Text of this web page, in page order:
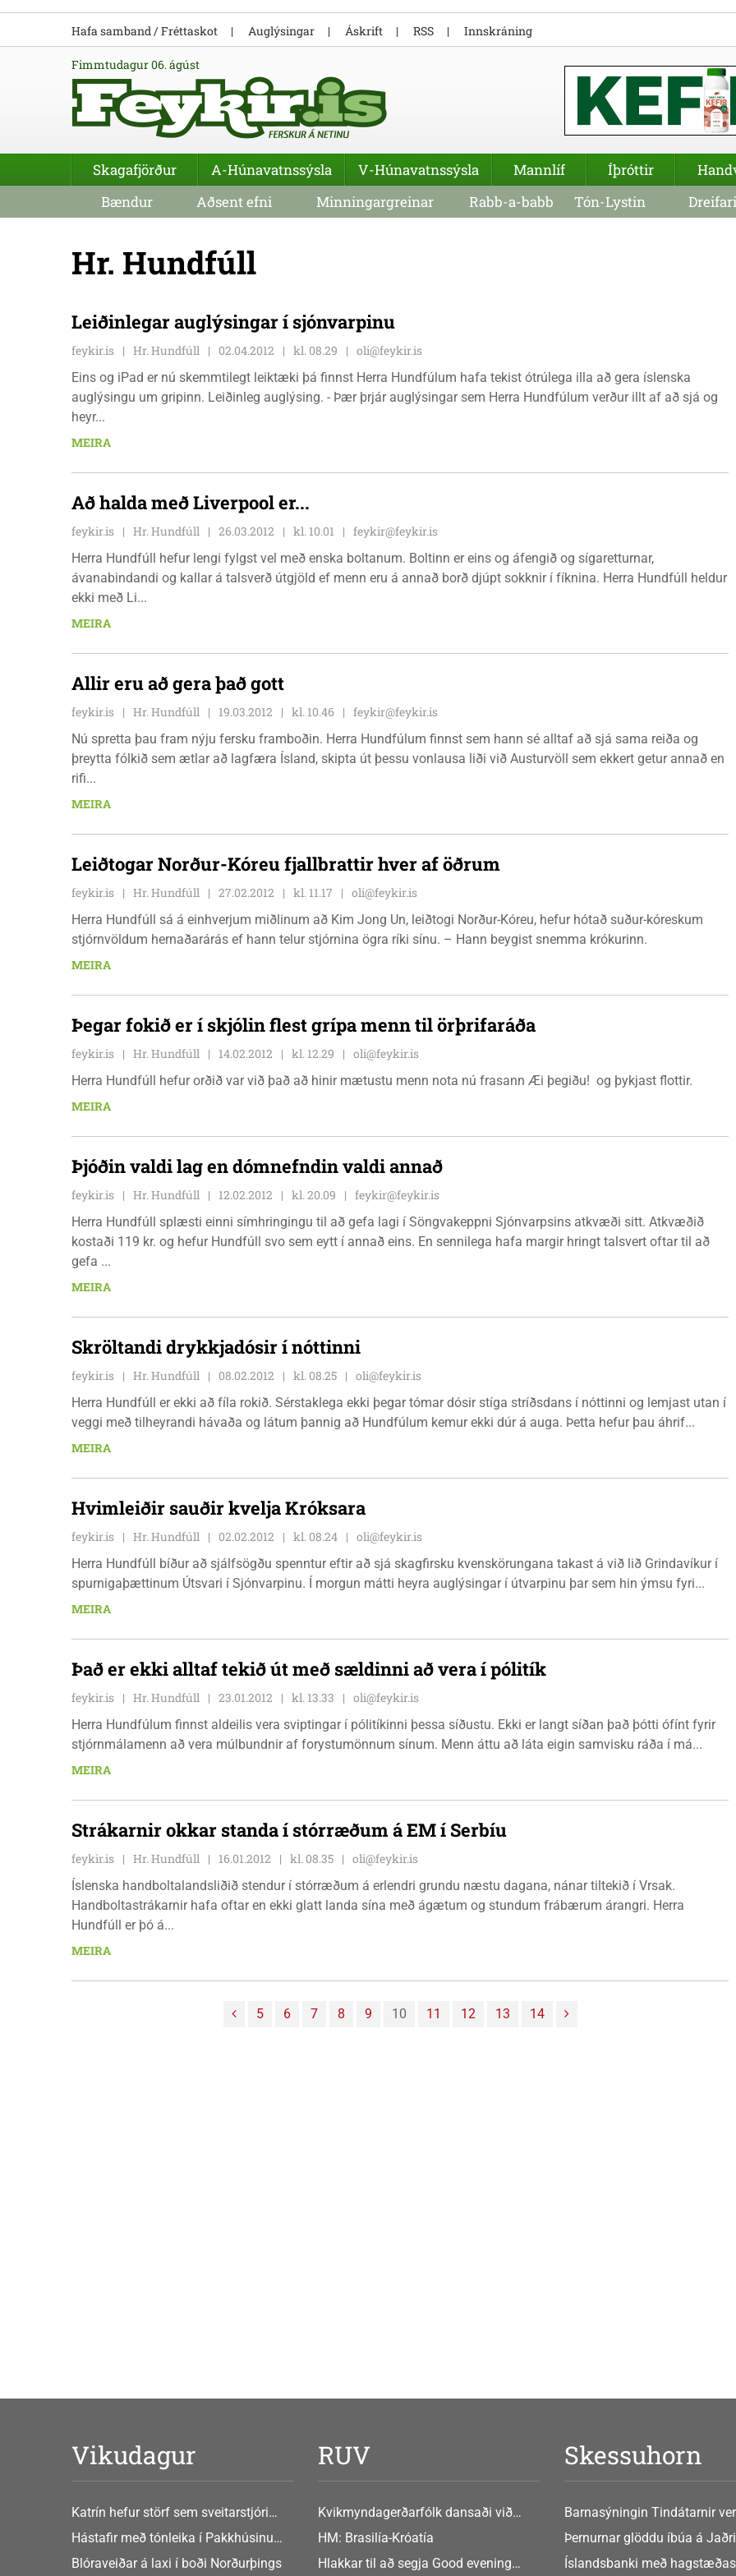
fimmtudagur 06. ágúst
Hr. Hundfúll
Leiðinlegar auglýsingar í sjónvarpinu
feykir.is Hr. Hundfúll 02.04.2012 kl. 08.29
oli@feykir.is
Eins og iPad er nú skemmtilegt leiktæki þá finnst Herra Hundfúlum hafa tekist ótrúlega illa að gera íslenska
auglýsingu um gripinn. Leiðinleg auglýsing. - Þær þrjár auglýsingar sem Herra Hundfúlum verður illt af að sjá og
heyr...
MEIRA
Að halda með Liverpool er...
feykir.is Hr. Hundfúll 26.03.2012 kl. 10.01
feykir@feykir.is
Herra Hundfúll hefur lengi fylgst vel með enska boltanum. Boltinn er eins og áfengið og sígaretturnar,
ávanabindandi og kallar á talsverð útgjöld ef menn eru á annað borð djúpt sokknir í fíknina. Herra Hundfúll heldur
ekki með Li...
MEIRA
Allir eru að gera það gott
feykir.is Hr. Hundfúll 19.03.2012 kl. 10.46
feykir@feykir.is
Nú spretta þau fram nýju fersku framboðin. Herra Hundfúlum finnst sem hann sé alltaf að sjá sama reiða og
þreytta fólkið sem ætlar að lagfæra Ísland, skipta út þessu vonlausa liði við Austurvöll sem ekkert getur annað en
rifi...
MEIRA
Leiðtogar Norður-Kóreu fjallbrattir hver af öðrum
feykir.is Hr. Hundfúll 27.02.2012 kl. 11.17
oli@feykir.is
Herra Hundfúll sá á einhverjum miðlinum að Kim Jong Un, leiðtogi Norður-Kóreu, hefur hótað suður-kóreskum
stjórnvöldum hernaðarárás ef hann telur stjórnina ögra ríki sínu. – Hann beygist snemma krókurinn.
MEIRA
Þegar fokið er í skjólin flest grípa menn til örþrifaráða
feykir.is Hr. Hundfúll 14.02.2012 kl. 12.29
oli@feykir.is
Herra Hundfúll hefur orðið var við það að hinir mætustu menn nota nú frasann Æi þegiðu! og þykjast flottir.
MEIRA
Þjóðin valdi lag en dómnefndin valdi annað
feykir.is Hr. Hundfúll 12.02.2012 kl. 20.09
feykir@feykir.is
Herra Hundfúll splæsti einni símhringingu til að gefa lagi í Söngvakeppni Sjónvarpsins atkvæði sitt. Atkvæðið
kostaði 119 kr. og hefur Hundfúll svo sem eytt í annað eins. En sennilega hafa margir hringt talsvert oftar til að
gefa ...
MEIRA
Skröltandi drykkjadósir í nóttinni
feykir.is Hr. Hundfúll 08.02.2012 kl. 08.25
oli@feykir.is
Herra Hundfúll er ekki að fíla rokið. Sérstaklega ekki þegar tómar dósir stíga stríðsdans í nóttinni og lemjast utan í
veggi með tilheyrandi hávaða og látum þannig að Hundfúlum kemur ekki dúr á auga. Þetta hefur þau áhrif...
MEIRA
Hvimleiðir sauðir kvelja Króksara
feykir.is Hr. Hundfúll 02.02.2012 kl. 08.24
oli@feykir.is
Herra Hundfúll bíður að sjálfsögðu spenntur eftir að sjá skagfirsku kvenskörungana takast á við lið Grindavíkur í
spurnigaþættinum Útsvari í Sjónvarpinu. Í morgun mátti heyra auglýsingar í útvarpinu þar sem hin ýmsu fyri...
MEIRA
Það er ekki alltaf tekið út með sældinni að vera í pólitík
feykir.is Hr. Hundfúll 23.01.2012 kl. 13.33
oli@feykir.is
Herra Hundfúlum finnst aldeilis vera sviptingar í pólitíkinni þessa síðustu. Ekki er langt síðan það þótti ófínt fyrir
stjórnmálamenn að vera múlbundnir af forystumönnum sínum. Menn áttu að láta eigin samvisku ráða í má...
MEIRA
Strákarnir okkar standa í stórræðum á EM í Serbíu
feykir.is Hr. Hundfúll 16.01.2012 kl. 08.35
oli@feykir.is
Íslenska handboltalandsliðið stendur í stórræðum á erlendri grundu næstu dagana, nánar tiltekið í Vrsak.
Handboltastrákarnir hafa oftar en ekki glatt landa sína með ágætum og stundum frábærum árangri. Herra
Hundfúll er þó á...
MEIRA
5 6 7 8 9 10 11 12 13 14
Hafa samband / Fréttaskot Auglýsingar Áskrift RSS Innskráning
Skagafjörður A-Húnavatnssýsla V-Húnavatnssýsla Mannlíf Íþróttir
Bændur
Aðsent efni Minningargreinar Rabb-a-babb Tón-Lystin
Vikudagur
Katrín hefur störf sem sveitarstjóri
Þingeyjarsveitar
Hástafir með tónleika í Pakkhúsinu
Hafnarstræti 19
Blóraveiðar á laxi í boði Norðurþings
RUV
Kvikmyndagerðarfólk dansaði við
GusGus
HM: Brasilía-Króatía
Hlakkar til að segja Good evening
Skessuhorn
Barnasýningin Tindátarnir
Bókasafni Akraness í dag ?
eftir Soffíu Björg
Þernurnar glöddu íbúa á Jaðri
Íslandsbanki með